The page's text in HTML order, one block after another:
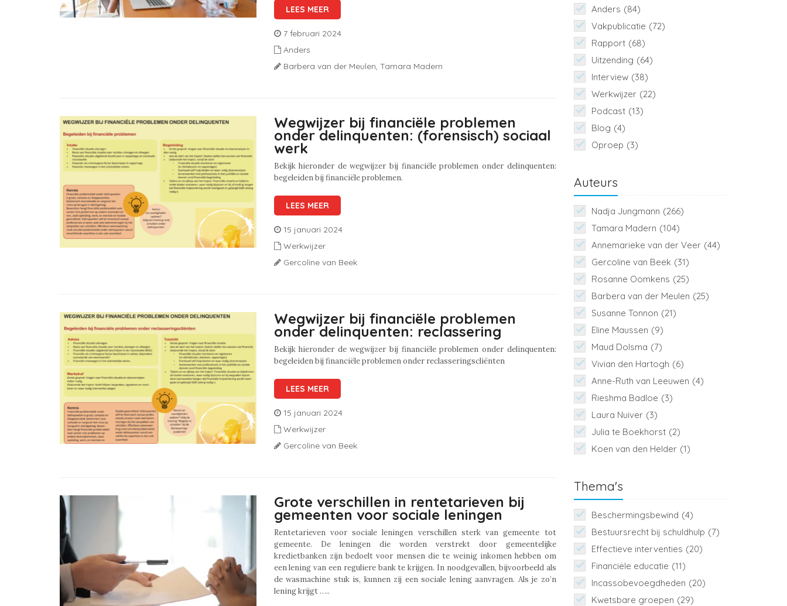
LEES MEER
7 februari 2024
Anders
Barbera van der Meulen, Tamara Madern
Wegwijzer bij financiële problemen
onder delinquenten: (forensisch) sociaal
werk
Bekijk hieronder de wegwijzer bij financiële problemen onder delinquenten:
begeleiden bij financiële problemen.
LEES MEER
15 januari 2024
Werkwijzer
Gercoline van Beek
Wegwijzer bij financiële problemen
onder delinquenten: reclassering
Bekijk hieronder de wegwijzer bij financiële problemen onder delinquenten:
begeleiden bij financiële problemen onder reclasseringscliënten
LEES MEER
15 januari 2024
Werkwijzer
Gercoline van Beek
Grote verschillen in rentetarieven bij
gemeenten voor sociale leningen
Rentetarieven voor sociale leningen verschillen sterk van gemeente tot
gemeente. De leningen die worden verstrekt door gemeentelijke
kredietbanken zijn bedoelt voor mensen die te weinig inkomen hebben om
een lening van een reguliere bank te krijgen. In noodgevallen, bijvoorbeeld als
de wasmachine stuk is, kunnen zij een sociale lening aanvragen. Als je zo’n
lening krijgt …..
Anders (84)
Vakpublicatie (72)
Rapport (68)
Uitzending (64)
Interview (38)
Werkwijzer (22)
Podcast (13)
Blog (4)
Oproep (3)
Auteurs
Nadja Jungmann (266)
Tamara Madern (104)
Annemarieke van der Veer (44)
Gercoline van Beek (31)
Rosanne Oomkens (25)
Barbera van der Meulen (25)
Susanne Tonnon (21)
Eline Maussen (9)
Maud Dolsma (7)
Vivian den Hartogh (6)
Anne-Ruth van Leeuwen (4)
Rieshma Badloe (3)
Laura Nuiver (3)
Julia te Boekhorst (2)
Koen van den Helder (1)
Thema's
Beschermingsbewind (4)
Bestuursrecht bij schuldhulp (7)
Effectieve interventies (20)
Financiële educatie (11)
Incassobevoegdheden (20)
Kwetsbare groepen (29)